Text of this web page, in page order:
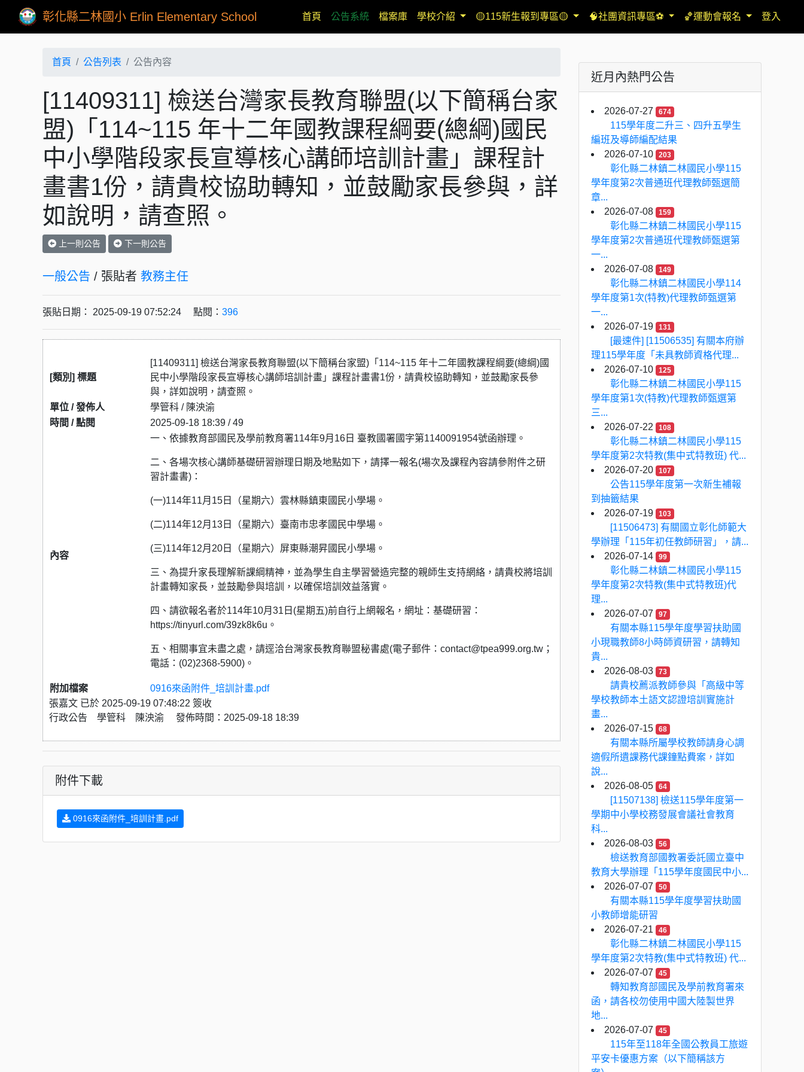
彰化縣二林國小 Erlin Elementary School 首頁 (current)
公告系統 檔案庫 學校介紹 🟡115新生報到專區🟡 🧠社團資訊專區⚽ 🏀運動會報名 登入
首頁 公告列表 公告內容
[11409311] 檢送台灣家長教育聯盟(以下簡稱台家
盟)「114~115 年十二年國教課程綱要(總綱)國民
中小學階段家長宣導核心講師培訓計畫」課程計
畫書1份，請貴校協助轉知，並鼓勵家長參與，詳
如說明，請查照。
上一則公告 下一則公告
一般公告 / 張貼者 教務主任
張貼日期： 2025-09-19 07:52:24 點閱： 396
[類別] 標題
[11409311] 檢送台灣家長教育聯盟(以下簡稱台家盟)「114~115 年十二年國教課程綱要(總綱)國
民中小學階段家長宣導核心講師培訓計畫」課程計畫書1份，請貴校協助轉知，並鼓勵家長參
與，詳如說明，請查照。
單位 / 發佈人
學管科 / 陳泱渝
時間 / 點閱
2025-09-18 18:39 / 49
內容
一、依據教育部國民及學前教育署114年9月16日 臺教國署國字第1140091954號函辦理。
二、各場次核心講師基礎研習辦理日期及地點如下，請擇一報名(場次及課程內容請參附件之研
習計畫書)：
(一)114年11月15日（星期六）雲林縣鎮東國民小學場。
(二)114年12月13日（星期六）臺南市忠孝國民中學場。
(三)114年12月20日（星期六）屏東縣潮昇國民小學場。
三、為提升家長理解新課綱精神，並為學生自主學習營造完整的親師生支持網絡，請貴校將培訓
計畫轉知家長，並鼓勵參與培訓，以確保培訓效益落實。
四、請欲報名者於114年10月31日(星期五)前自行上網報名，網址：基礎研習：
https://tinyurl.com/39zk8k6u。
五、相關事宜未盡之處，請逕洽台灣家長教育聯盟秘書處(電子郵件：contact@tpea999.org.tw；
電話：(02)2368-5900)。
附加檔案
0916來函附件_培訓計畫.pdf
張嘉文 已於 2025-09-19 07:48:22 簽收
行政公告 學管科 陳泱渝 發佈時間：2025-09-18 18:39
附件下載
0916來函附件_培訓計畫.pdf
近月內熱門公告
2026-07-27 674
115學年度二升三、四升五學生
編班及導師編配結果
2026-07-10
203
彰化縣二林鎮二林國民小學115
學年度第2次普通班代理教師甄選簡
章...
2026-07-08
159
彰化縣二林鎮二林國民小學115
學年度第2次普通班代理教師甄選第
一...
2026-07-08
149
彰化縣二林鎮二林國民小學114
學年度第1次(特教)代理教師甄選第
一...
2026-07-19
131
[最速件] [11506535] 有關本府辦
理115學年度「未具教師資格代理...
2026-07-10
125
彰化縣二林鎮二林國民小學115
學年度第1次(特教)代理教師甄選第
三...
2026-07-22
108
彰化縣二林鎮二林國民小學115
學年度第2次特教(集中式特教班) 代...
2026-07-20
107
公告115學年度第一次新生補報
到抽籤結果
2026-07-19
103
[11506473] 有關國立彰化師範大
學辦理「115年初任教師研習」，請...
2026-07-14
99
彰化縣二林鎮二林國民小學115
學年度第2次特教(集中式特教班)代
理...
2026-07-07
97
有關本縣115學年度學習扶助國
小現職教師8小時師資研習，請轉知
貴...
2026-08-03
73
請貴校薦派教師參與「高級中等
學校教師本土語文認證培訓實施計
畫...
2026-07-15
68
有關本縣所屬學校教師請身心調
適假所遺課務代課鐘點費案，詳如
說...
2026-08-05
64
[11507138] 檢送115學年度第一
學期中小學校務發展會議社會教育
科...
2026-08-03
56
檢送教育部國教署委託國立臺中
教育大學辦理「115學年度國民中小...
2026-07-07
50
有關本縣115學年度學習扶助國
小教師增能研習
2026-07-21
46
彰化縣二林鎮二林國民小學115
學年度第2次特教(集中式特教班) 代...
2026-07-07
45
轉知教育部國民及學前教育署來
函，請各校勿使用中國大陸製世界
地...
2026-07-07
45
115年至118年全國公教員工旅遊
平安卡優惠方案（以下簡稱該方